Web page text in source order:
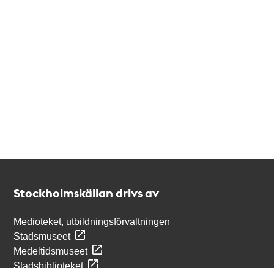
Stockholmskällan drivs av
Medioteket, utbildningsförvaltningen
Stadsmuseet
Medeltidsmuseet
Stadsbiblioteket